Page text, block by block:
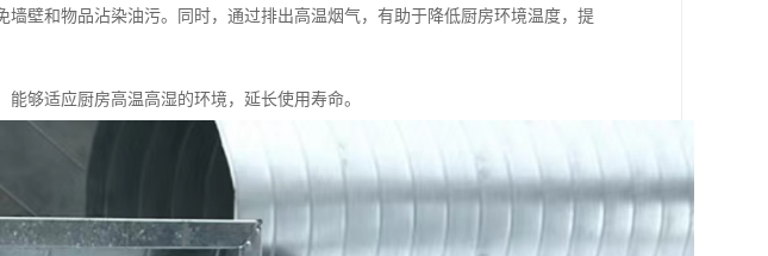
壁和物品沾染油污。同时，通过排出高温烟气，有助于降低厨房环境温度，提
够适应厨房高温高湿的环境，延长使用寿命。